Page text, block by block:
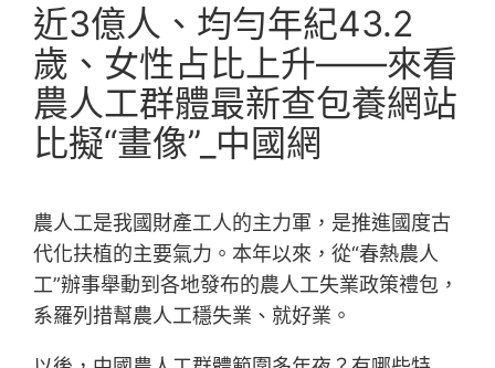
近3億人、均勻年紀43.2
歲、女性占比上升——來看
農人工群體最新查包養網站
比擬“畫像”_中國網
農人工是我國財產工人的主力軍，是推進國度古
代化扶植的主要氣力。本年以來，從“春熱農人
工”辦事舉動到各地發布的農人工失業政策禮包，
系羅列措幫農人工穩失業、就好業。